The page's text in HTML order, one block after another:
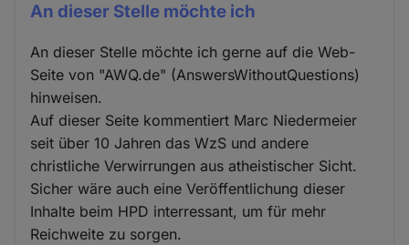
An dieser Stelle möchte ich
An dieser Stelle möchte ich gerne auf die Web-
Seite von "AWQ.de" (AnswersWithoutQuestions)
hinweisen.
Auf dieser Seite kommentiert Marc Niedermeier
seit über 10 Jahren das WzS und andere
christliche Verwirrungen aus atheistischer Sicht.
Sicher wäre auch eine Veröffentlichung dieser
Inhalte beim HPD interressant, um für mehr
Reichweite zu sorgen.